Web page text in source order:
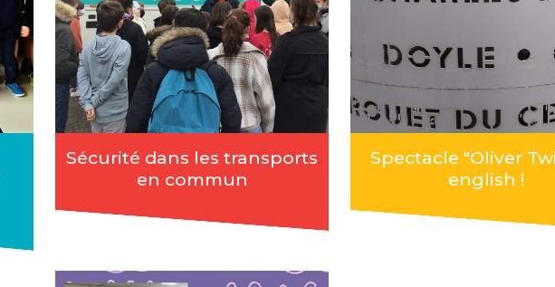
Sécurité dans les transports
en commun
Spectacle "Oliver
english !